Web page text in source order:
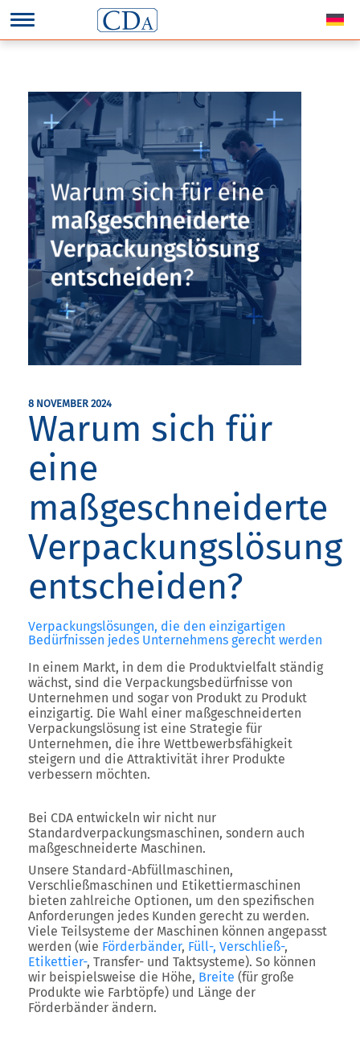
8 NOVEMBER 2024
Warum sich für
eine
maßgeschneiderte
Verpackungslösung
entscheiden?
Verpackungslösungen, die den einzigartigen
Bedürfnissen jedes Unternehmens gerecht werden
In einem Markt, in dem die Produktvielfalt ständig
wächst, sind die Verpackungsbedürfnisse von
Unternehmen und sogar von Produkt zu Produkt
einzigartig. Die Wahl einer maßgeschneiderten
Verpackungslösung ist eine Strategie für
Unternehmen, die ihre Wettbewerbsfähigkeit
steigern und die Attraktivität ihrer Produkte
verbessern möchten.
Bei CDA entwickeln wir nicht nur
Standardverpackungsmaschinen, sondern auch
maßgeschneiderte Maschinen.
Unsere Standard-Abfüllmaschinen,
Verschließmaschinen und Etikettiermaschinen
bieten zahlreiche Optionen, um den spezifischen
Anforderungen jedes Kunden gerecht zu werden.
Viele Teilsysteme der Maschinen können angepasst
werden (wie Förderbänder, Füll-, Verschließ-,
Etikettier-, Transfer- und Taktsysteme). So können
wir beispielsweise die Höhe, Breite (für große
Produkte wie Farbtöpfe) und Länge der
Förderbänder ändern.